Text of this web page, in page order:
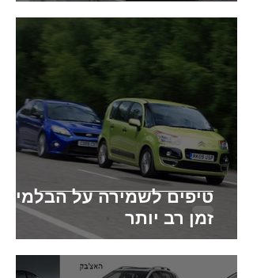
טיפים לשמירה על הבלמים
זמן רב יותר